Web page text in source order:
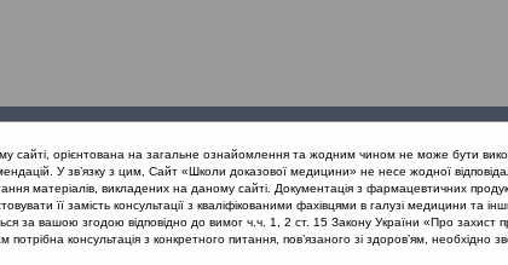
заходи
проекту
гострих риносинуситів з позицій доказової медицини (Одеса)
сайті, орієнтована на загальне ознайомлення та жодним чином не може бути
У зв’язку з цим, Сайт «Школи доказової медицини» не несе жодної
матеріалів, викладених на даному сайті. Документація з фармацевтичних
її замість консультації з кваліфікованими фахівцями в галузі медицини та
за вашою згодою відповідно до вимог ч.ч. 1, 2 ст. 15 Закону України «Про захист
консультація з конкретного питання, пов’язаного зі здоров’ям, необхідно